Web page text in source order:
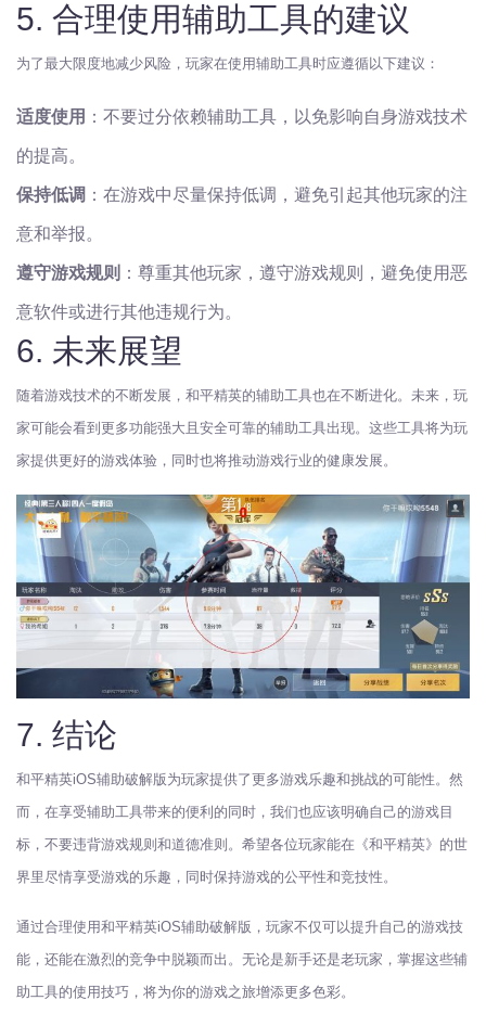
5. 合理使用辅助工具的建议
为了最大限度地减少风险，玩家在使用辅助工具时应遵循以下建议：
适度使用 ：不要过分依赖辅助工具，以免影响自身游戏技术
的提高。
保持低调 ：在游戏中尽量保持低调，避免引起其他玩家的注
意和举报。
遵守游戏规则 ：尊重其他玩家，遵守游戏规则，避免使用恶
意软件或进行其他违规行为。
6. 未来展望
随着游戏技术的不断发展，和平精英的辅助工具也在不断进化。未来，玩
家可能会看到更多功能强大且安全可靠的辅助工具出现。这些工具将为玩
家提供更好的游戏体验，同时也将推动游戏行业的健康发展。
7. 结论
和平精英iOS辅助破解版为玩家提供了更多游戏乐趣和挑战的可能性。然
而，在享受辅助工具带来的便利的同时，我们也应该明确自己的游戏目
标，不要违背游戏规则和道德准则。希望各位玩家能在《和平精英》的世
界里尽情享受游戏的乐趣，同时保持游戏的公平性和竞技性。
通过合理使用和平精英iOS辅助破解版，玩家不仅可以提升自己的游戏技
能，还能在激烈的竞争中脱颖而出。无论是新手还是老玩家，掌握这些辅
助工具的使用技巧，将为你的游戏之旅增添更多色彩。